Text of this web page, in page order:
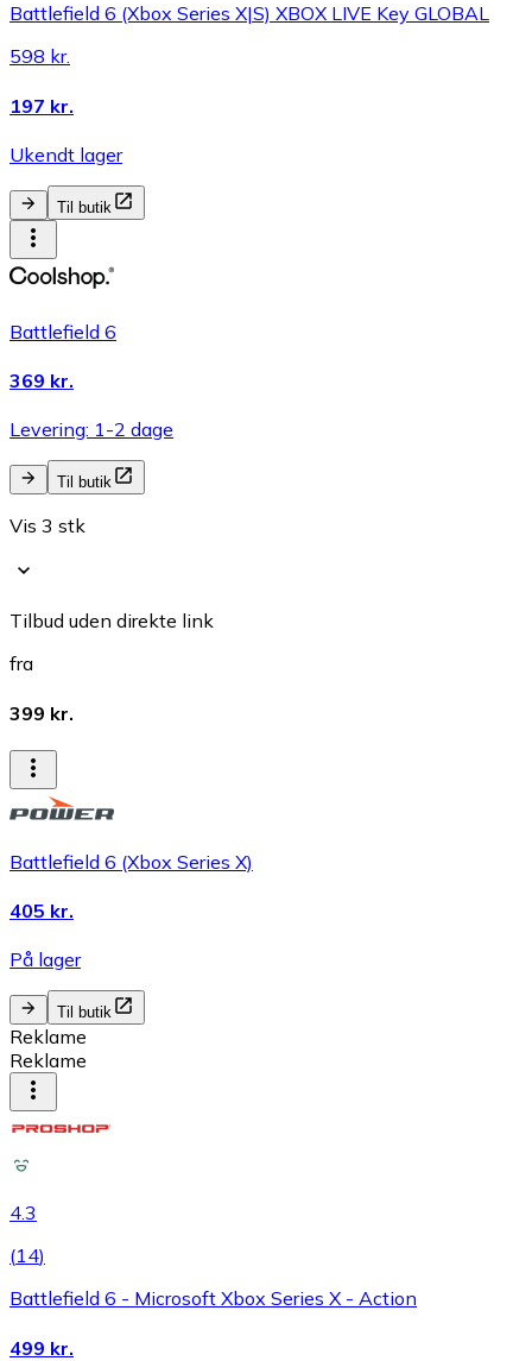
Battlefield 6 (Xbox Series X|S) XBOX LIVE Key GLOBAL
598 kr.
197 kr.
Ukendt lager
Til butik
Battlefield 6
369 kr.
Levering: 1-2 dage
Til butik
Vis 3 stk
Tilbud uden direkte link
fra
399 kr.
Battlefield 6 (Xbox Series X)
405 kr.
På lager
Til butik
Reklame
Reklame
4.3
(14)
Battlefield 6 - Microsoft Xbox Series X - Action
499 kr.